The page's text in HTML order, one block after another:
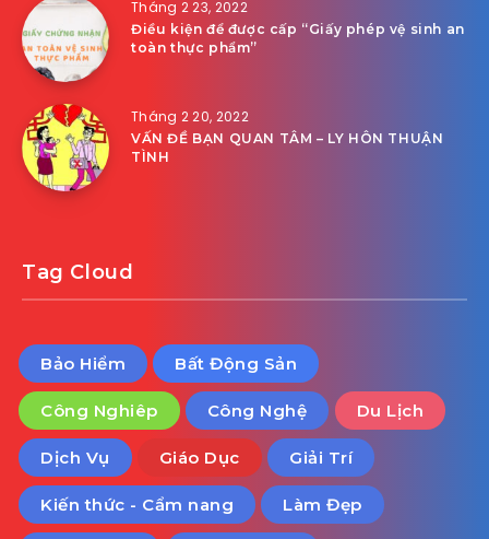
Tháng 2 23, 2022
Điều kiện để được cấp “Giấy phép vệ sinh an
toàn thực phẩm”
Tháng 2 20, 2022
VẤN ĐỀ BẠN QUAN TÂM – LY HÔN THUẬN
TÌNH
Tag Cloud
Bảo Hiểm Bất Động Sản
Công Nghiêp Công Nghệ Du Lịch
Dịch Vụ Giáo Dục Giải Trí
Kiến thức - Cẩm nang Làm Đẹp